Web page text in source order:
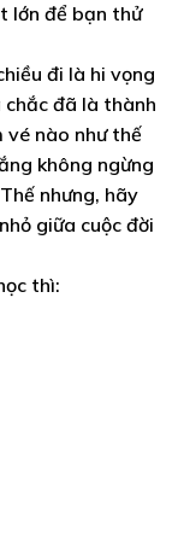
lớn để bạn thử
đi là hi vọng
chắc đã là thành
vé nào như thế
không ngừng
nhưng, hãy
giữa cuộc đời
thì: